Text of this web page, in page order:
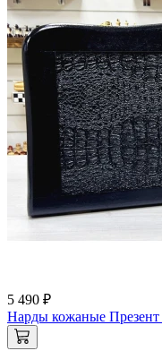
5 490 ₽
Нарды кожаные Презент